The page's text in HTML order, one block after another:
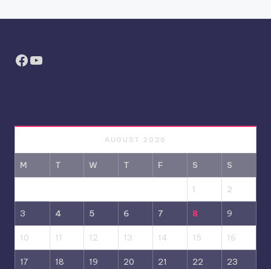
Facebook
YouTube
AUGUST 2026
M T W T F S S
1 2
3 4 5 6 7 8 9
10 11 12 13 14 15 16
17 18 19 20 21 22 23